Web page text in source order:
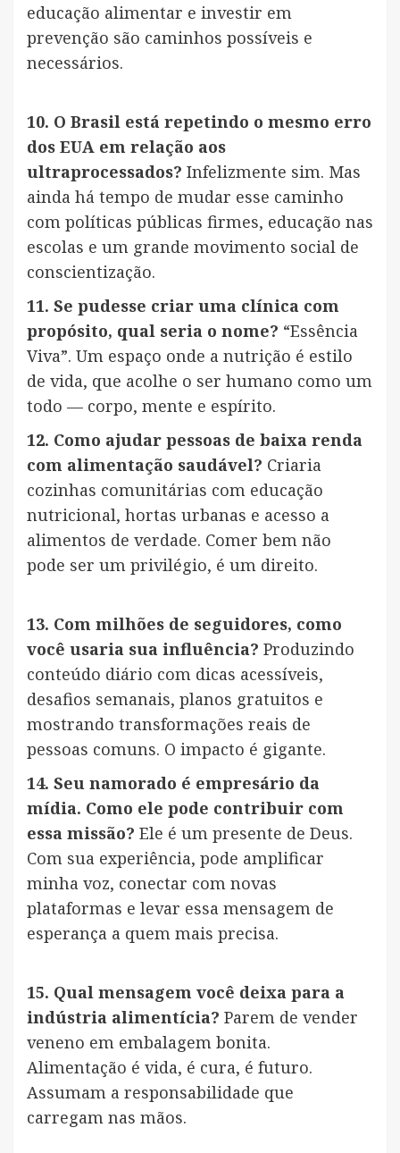
educação alimentar e investir em
prevenção são caminhos possíveis e
necessários.
10. O Brasil está repetindo o mesmo erro
dos EUA em relação aos
ultraprocessados? Infelizmente sim. Mas
ainda há tempo de mudar esse caminho
com políticas públicas firmes, educação nas
escolas e um grande movimento social de
conscientização.
11. Se pudesse criar uma clínica com
propósito, qual seria o nome? “Essência
Viva”. Um espaço onde a nutrição é estilo
de vida, que acolhe o ser humano como um
todo — corpo, mente e espírito.
12. Como ajudar pessoas de baixa renda
com alimentação saudável? Criaria
cozinhas comunitárias com educação
nutricional, hortas urbanas e acesso a
alimentos de verdade. Comer bem não
pode ser um privilégio, é um direito.
13. Com milhões de seguidores, como
você usaria sua influência? Produzindo
conteúdo diário com dicas acessíveis,
desafios semanais, planos gratuitos e
mostrando transformações reais de
pessoas comuns. O impacto é gigante.
14. Seu namorado é empresário da
mídia. Como ele pode contribuir com
essa missão? Ele é um presente de Deus.
Com sua experiência, pode amplificar
minha voz, conectar com novas
plataformas e levar essa mensagem de
esperança a quem mais precisa.
15. Qual mensagem você deixa para a
indústria alimentícia? Parem de vender
veneno em embalagem bonita.
Alimentação é vida, é cura, é futuro.
Assumam a responsabilidade que
carregam nas mãos.